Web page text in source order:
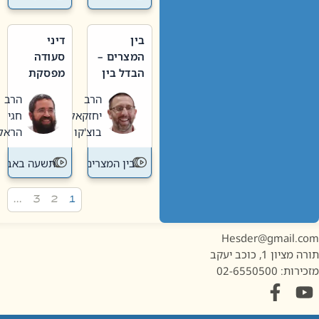
בין
המצרים –
הבדל בין
חדשה
לישנה
הרב
יחזקאל
בוצ'קו
בין המצרים
דיני
סעודה
מפסקת
תשעה
באב
הרב
חגי
הראל
תשעה באב
1, כוכב יעקב
02-6550500